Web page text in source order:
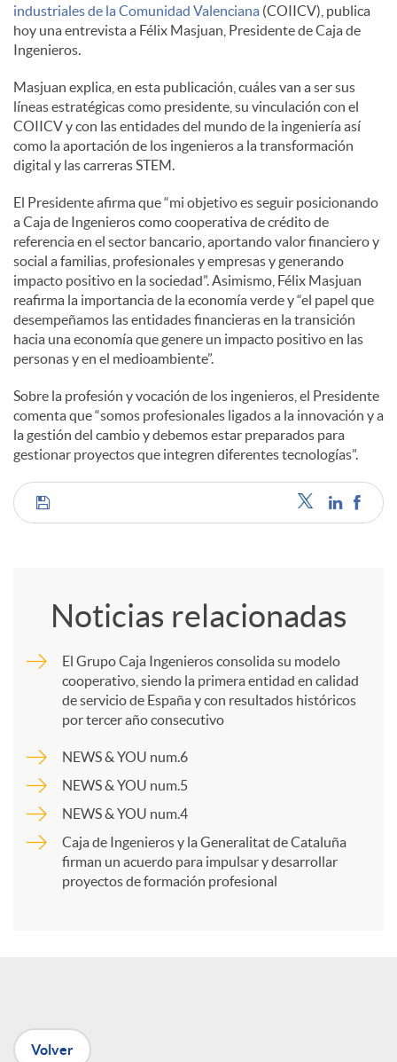
n
t
e
n
i
d
o
s
industriales de la Comunidad Valenciana (COIICV), publica
hoy una entrevista a Félix Masjuan, Presidente de Caja de
Ingenieros.
Masjuan explica, en esta publicación, cuáles van a ser sus
líneas estratégicas como presidente, su vinculación con el
COIICV y con las entidades del mundo de la ingeniería así
como la aportación de los ingenieros a la transformación
digital y las carreras STEM.
El Presidente afirma que “mi objetivo es seguir posicionando
a Caja de Ingenieros como cooperativa de crédito de
referencia en el sector bancario, aportando valor financiero y
social a familias, profesionales y empresas y generando
impacto positivo en la sociedad”. Asimismo, Félix Masjuan
reafirma la importancia de la economía verde y “el papel que
desempeñamos las entidades financieras en la transición
hacia una economía que genere un impacto positivo en las
personas y en el medioambiente”.
Sobre la profesión y vocación de los ingenieros, el Presidente
comenta que “somos profesionales ligados a la innovación y a
la gestión del cambio y debemos estar preparados para
gestionar proyectos que integren diferentes tecnologías”.
C
a
r
e
Noticias relacionadas
El Grupo Caja Ingenieros consolida su modelo
cooperativo, siendo la primera entidad en calidad
de servicio de España y con resultados históricos
por tercer año consecutivo
NEWS & YOU num.6
NEWS & YOU num.5
NEWS & YOU num.4
Caja de Ingenieros y la Generalitat de Cataluña
firman un acuerdo para impulsar y desarrollar
proyectos de formación profesional
Volver